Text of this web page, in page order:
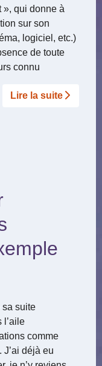
», qui donne à
sur son
logiciel, etc.)
de toute
connu
Lire la suite­­
sa suite
l’aile
comme
déjà eu